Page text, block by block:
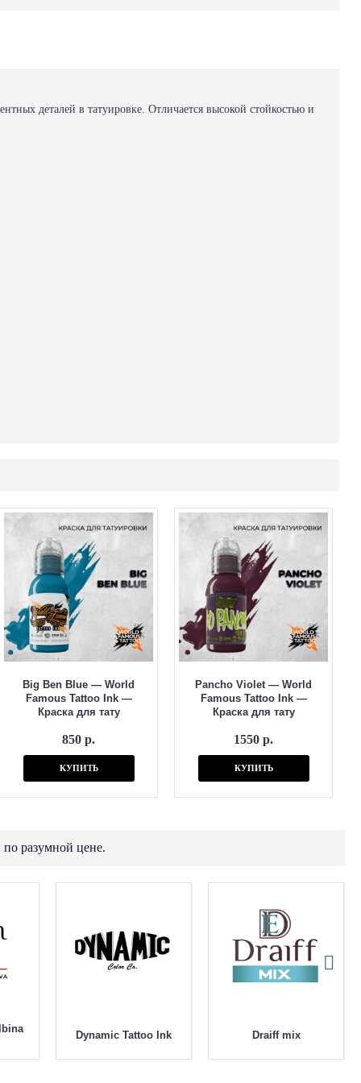
деталей в татуировке. Отличается высокой стойкостью и
Big Ben Blue — World
Famous Tattoo Ink —
Краска для тату
850 р.
КУПИТЬ
Pancho Violet — World
Famous Tattoo Ink —
Краска для тату
1550 р.
КУПИТЬ
по разумной цене.
Dynamic Tattoo Ink Draiff mix